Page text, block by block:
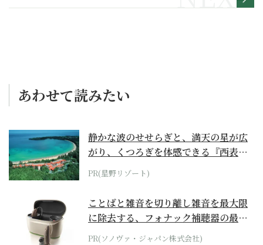
あわせて読みたい
静かな波のせせらぎと、満天の星が広
がり、くつろぎを体感できる『西表島
ホテル by...
PR(星野リゾート)
ことばと雑音を切り離し雑音を最大限
に除去する、フォナック補聴器の最上
位モデル
PR(ソノヴァ・ジャパン株式会社)